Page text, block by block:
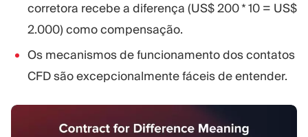
corretora recebe a diferença (US$ 200 * 10 = US$
2.000) como compensação.
Os mecanismos de funcionamento dos contatos
CFD são excepcionalmente fáceis de entender.